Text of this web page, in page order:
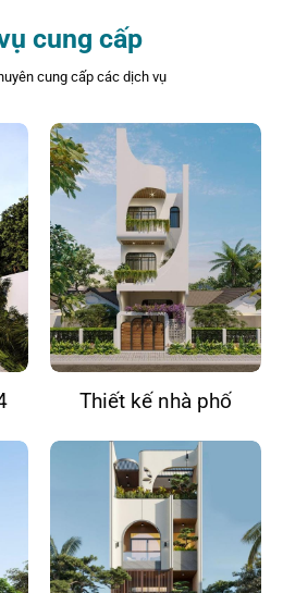
cung cấp
cung cấp các dịch vụ
Thiết kế nhà phố